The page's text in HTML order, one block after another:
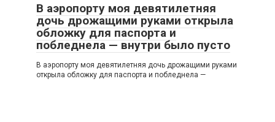
В аэропорту моя девятилетняя
дочь дрожащими руками открыла
обложку для паспорта и
побледнела — внутри было пусто
В аэропорту моя девятилетняя дочь дрожащими руками
открыла обложку для паспорта и побледнела —